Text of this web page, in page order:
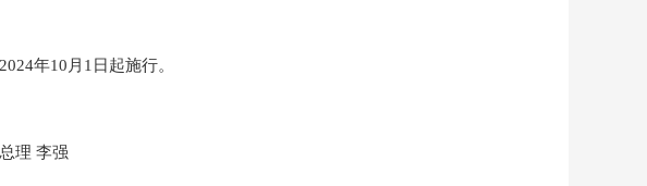
2024年10 月 1 日起施行。
理 李强